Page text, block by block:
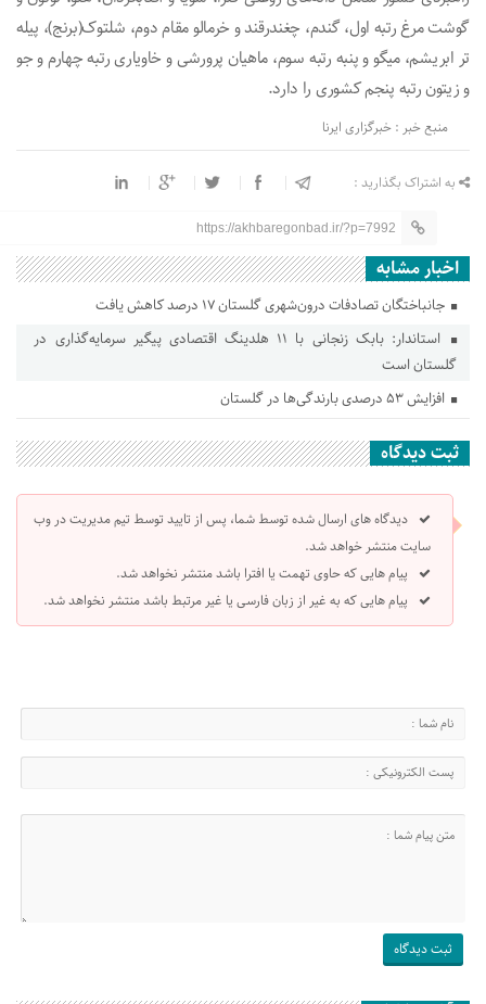
گوشت مرغ رتبه اول، گندم، چغندرقند و خرمالو مقام دوم، شلتوک(برنج)، پیله
تر ابریشم، میگو و پنبه رتبه سوم، ماهیان پرورشی و خاویاری رتبه چهارم و جو
و زیتون رتبه پنجم کشوری را دارد.
منبع خبر : خبرگزاری ایرنا
به اشتراک بگذارید :
https://akhbaregonbad.ir/?p=7992
اخبار مشابه
جانباختگان تصادفات درون‌شهری گلستان ۱۷ درصد کاهش یافت
استاندار: بابک زنجانی با ۱۱ هلدینگ اقتصادی پیگیر سرمایه‌گذاری در
گلستان است
افزایش ۵۳ درصدی بارندگی‌ها در گلستان
ثبت دیدگاه
دیدگاه های ارسال شده توسط شما، پس از تایید توسط تیم مدیریت در وب
سایت منتشر خواهد شد.
پیام هایی که حاوی تهمت یا افترا باشد منتشر نخواهد شد.
پیام هایی که به غیر از زبان فارسی یا غیر مرتبط باشد منتشر نخواهد شد.